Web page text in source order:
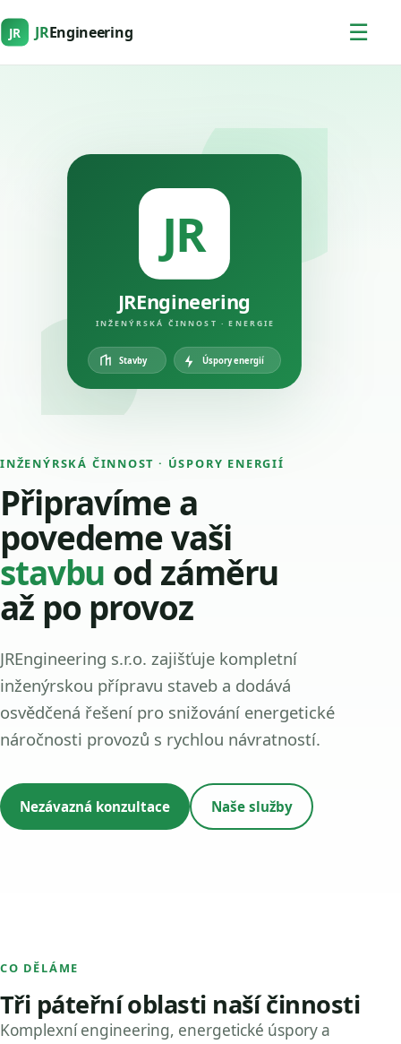
JR JREngineering ☰
INŽENÝRSKÁ ČINNOST · ÚSPORY ENERGIÍ
Připravíme a
povedeme vaši
stavbu od záměru
až po provoz
JREngineering s.r.o. zajišťuje kompletní
inženýrskou přípravu staveb a dodává
osvědčená řešení pro snižování energetické
náročnosti provozů s rychlou návratností.
Nezávazná konzultace Naše služby
JR
JREngineering
INŽENÝRSKÁ ČINNOST · ENERGIE
Stavby Úspory energií
CO DĚLÁME
Tři páteřní oblasti naší činnosti
Komplexní engineering, energetické úspory a